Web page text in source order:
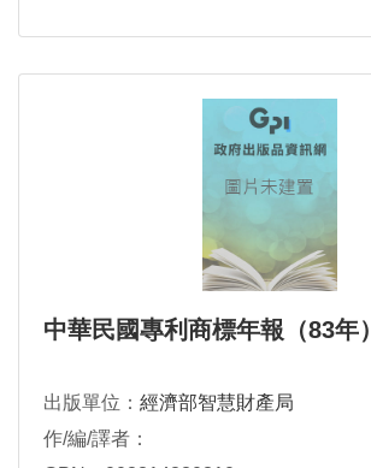
中華民國專利商標年報（83年）
出版單位： 經濟部智慧財產局
作/編/譯者：